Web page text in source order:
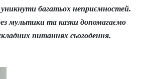
багатьох неприємностей.
мультики та казки допомагаємо
питаннях сьогодення.